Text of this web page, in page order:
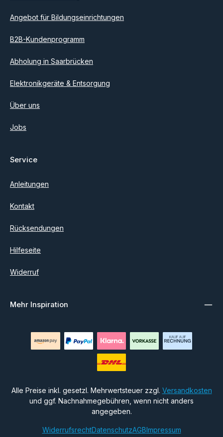
Angebot für Bildungseinrichtungen
B2B-Kundenprogramm
Abholung in Saarbrücken
Elektronikgeräte & Entsorgung
Über uns
Jobs
Service
Anleitungen
Kontakt
Rücksendungen
Hilfeseite
Widerruf
Mehr Inspiration
Alle Preise inkl. gesetzl. Mehrwertsteuer zzgl. Versandkosten
und ggf. Nachnahmegebühren, wenn nicht anders
angegeben.
WiderrufsrechtDatenschutzAGBImpressum